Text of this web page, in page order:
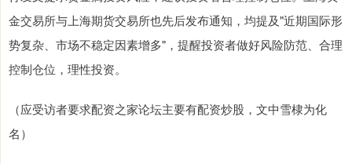
金交易所与上海期货交易所也先后发布通知，均提及"近期国际形
势复杂、市场不稳定因素增多"，提醒投资者做好风险防范、合理
控制仓位，理性投资。
（应受访者要求配资之家论坛主要有配资炒股，文中雪棣为化
名）